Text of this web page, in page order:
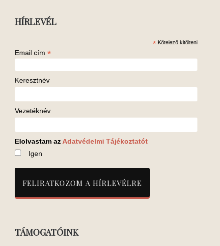
HÍRLEVÉL
* Kötelező kitölteni
Email cím *
Keresztnév
Vezetéknév
Elolvastam az Adatvédelmi Tájékoztatót
Igen
TÁMOGATÓINK